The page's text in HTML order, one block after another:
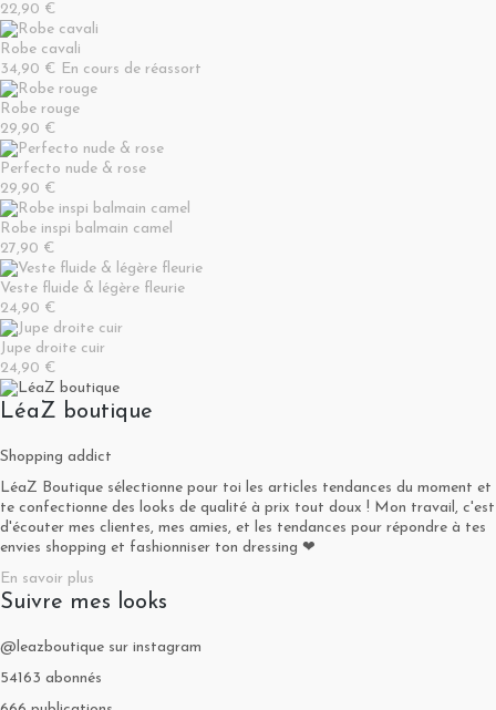
22,90 €
Robe cavali
34,90 € En cours de réassort
Robe rouge
29,90 €
Perfecto nude & rose
29,90 €
Robe inspi balmain camel
27,90 €
Veste fluide & légère fleurie
24,90 €
Jupe droite cuir
24,90 €
LéaZ boutique
Shopping addict
LéaZ Boutique sélectionne pour toi les articles tendances du moment et
te confectionne des looks de qualité à prix tout doux ! Mon travail, c'est
d'écouter mes clientes, mes amies, et les tendances pour répondre à tes
envies shopping et fashionniser ton dressing ❤
En savoir plus
Suivre mes looks
@leazboutique sur instagram
54163 abonnés